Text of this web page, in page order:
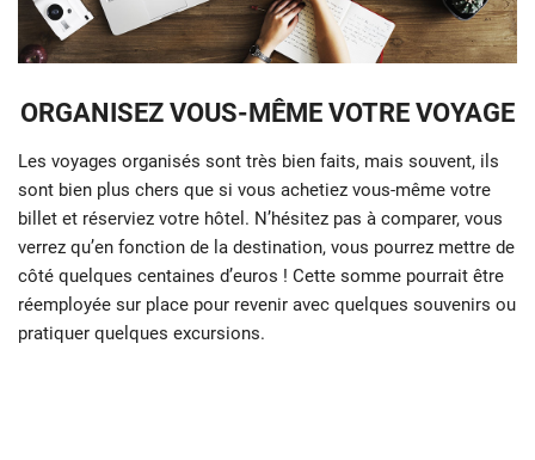
ORGANISEZ VOUS-MÊME VOTRE VOYAGE
Les voyages organisés sont très bien faits, mais souvent, ils
sont bien plus chers que si vous achetiez vous-même votre
billet et réserviez votre hôtel. N’hésitez pas à comparer, vous
verrez qu’en fonction de la destination, vous pourrez mettre de
côté quelques centaines d’euros ! Cette somme pourrait être
réemployée sur place pour revenir avec quelques souvenirs ou
pratiquer quelques excursions.